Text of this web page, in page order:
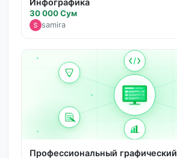
30 000 Сум
samira
Профессиональный